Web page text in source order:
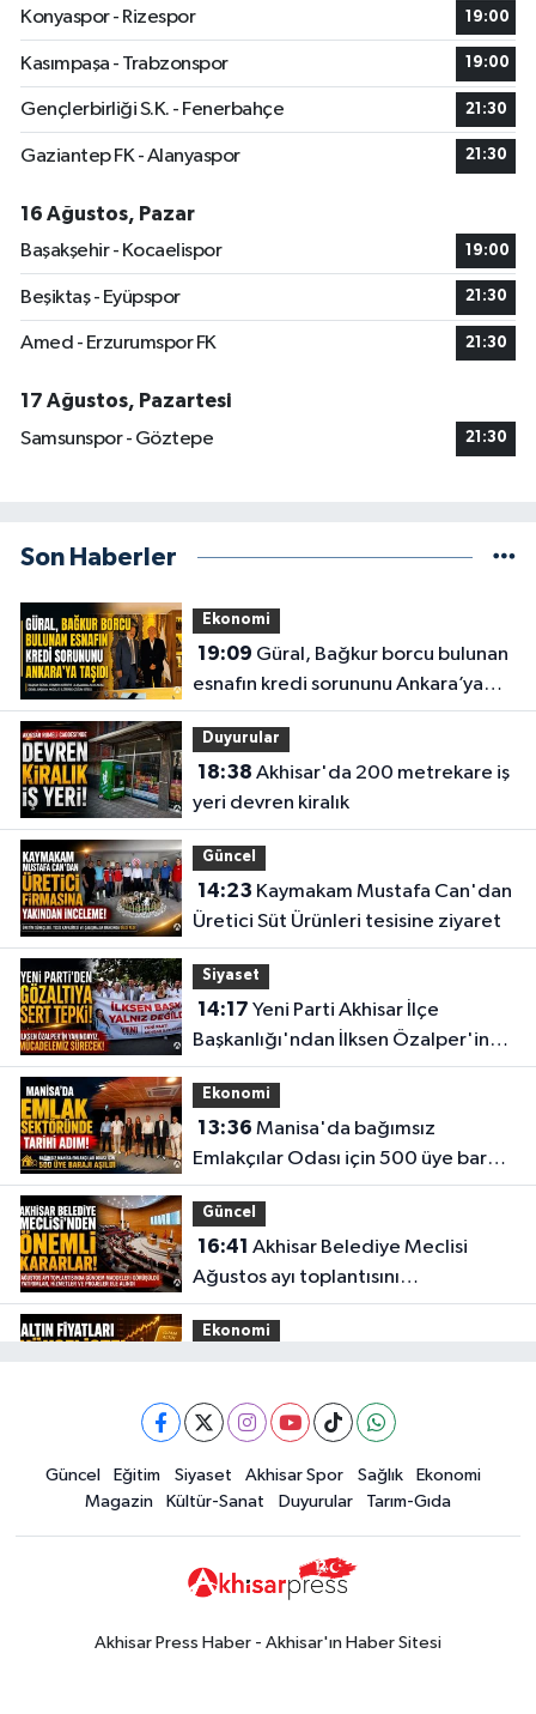
Konyaspor - Rizespor
19:00
Kasımpaşa - Trabzonspor 19:00
Gençlerbirliği S.K. - Fenerbahçe 21:30
Gaziantep FK - Alanyaspor 21:30
16 Ağustos, Pazar
Başakşehir - Kocaelispor
19:00
Beşiktaş - Eyüpspor 21:30
Amed - Erzurumspor FK 21:30
17 Ağustos, Pazartesi
Samsunspor - Göztepe
21:30
Son Haberler
Ekonomi
19:09
esnafın kredi sorununu Ankara’ya
taşıdı
Duyurular
18:38
yeri devren kiralık
Güncel
14:23
Üretici Süt Ürünleri tesisine ziyaret
Siyaset
14:17
Başkanlığı'ndan İlksen Özalper'in
gözaltına alınmasına tepki
Ekonomi
13:36
Emlakçılar Odası için 500 üye barajı
aşıldı
Güncel
16:41
Ağustos ayı toplantısını
gerçekleştirdi
Ekonomi
15:02Akhisar'da sıcak hava etkisini
sürdürüyor! İşte 5 günlük hava
durumu
Güncel
14:53
Güncel Eğitim Siyaset Akhisar Spor Sağlık
Ekonomi
Magazin
Kültür-Sanat Duyurular Tarım-Gıda
Akhisar Press Haber - Akhisar'ın Haber Sitesi